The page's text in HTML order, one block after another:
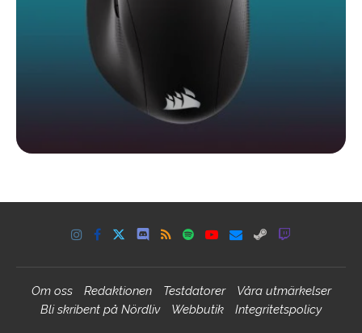
Om oss Redaktionen Testdatorer
Våra utmärkelser
Bli skribent på Nördliv
Webbutik Integritetspolicy